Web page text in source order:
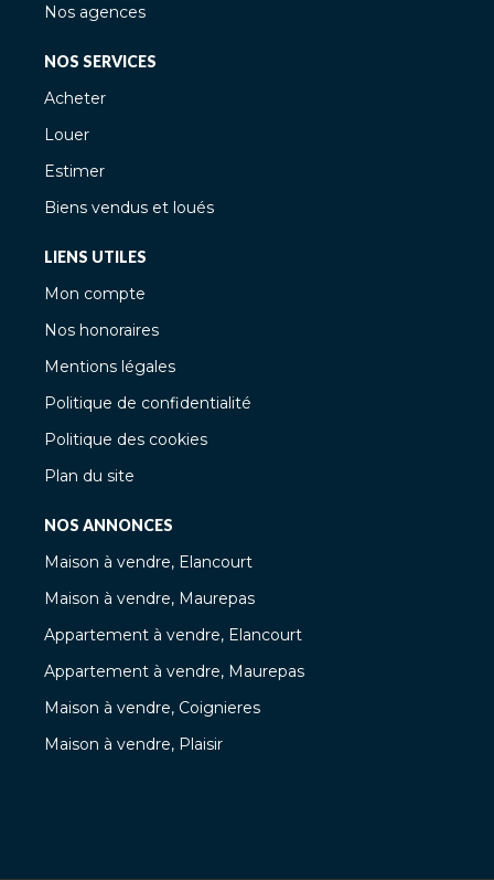
Nos agences
NOS SERVICES
Acheter
Louer
Estimer
Biens vendus et loués
LIENS UTILES
Mon compte
Nos honoraires
Mentions légales
Politique de confidentialité
Politique des cookies
Plan du site
NOS ANNONCES
Maison à vendre, Elancourt
Maison à vendre, Maurepas
Appartement à vendre, Elancourt
Appartement à vendre, Maurepas
Maison à vendre, Coignieres
Maison à vendre, Plaisir